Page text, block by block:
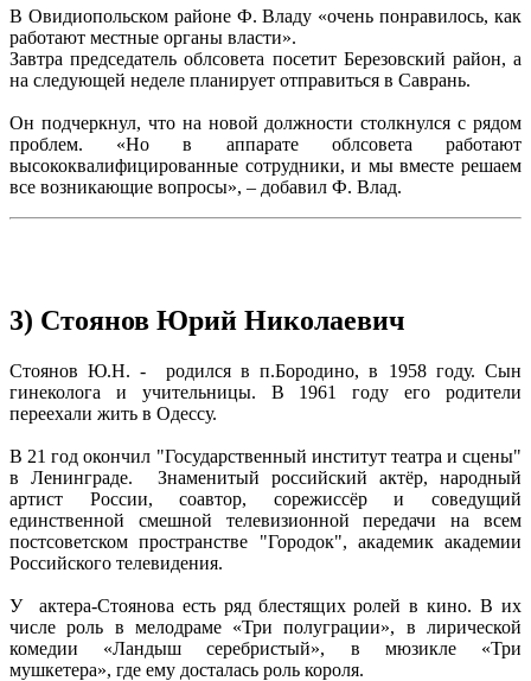
В Овидиопольском районе Ф. Владу «очень понравилось, как
работают местные органы власти».
Завтра председатель облсовета посетит Березовский район, а
на следующей неделе планирует отправиться в Саврань.
Он подчеркнул, что на новой должности столкнулся с рядом
проблем. «Но в аппарате облсовета работают
высококвалифицированные сотрудники, и мы вместе решаем
все возникающие вопросы», – добавил Ф. Влад.
3) Стоянов Юрий Николаевич
Стоянов Ю.Н. - родился в п.Бородино, в 1958 году. Сын
гинеколога и учительницы. В 1961 году его родители
переехали жить в Одессу.
В 21 год окончил "Государственный институт театра и сцены"
в Ленинграде. Знаменитый российский актёр, народный
артист России, соавтор, сорежиссёр и соведущий
единственной смешной телевизионной передачи на всем
постсоветском пространстве "Городок", академик академии
Российского телевидения.
У актера-Стоянова есть ряд блестящих ролей в кино. В их
числе роль в мелодраме «Три полуграции», в лирической
комедии «Ландыш серебристый», в мюзикле «Три
мушкетера», где ему досталась роль короля.